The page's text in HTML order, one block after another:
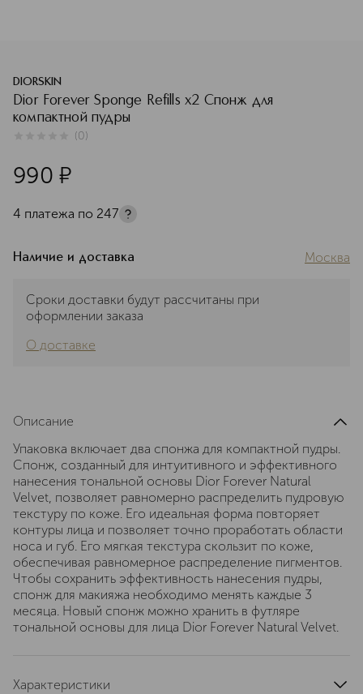
DIORSKIN
Dior Forever Sponge Refills x2 Спонж для
компактной пудры
(0)
990 ¤
4 платежа по 247
Наличие и доставка Москва
Сроки доставки будут рассчитаны при
оформлении заказа
О доставке
Описание
Упаковка включает два спонжа для компактной пудры.
Спонж, созданный для интуитивного и эффективного
нанесения тональной основы Dior Forever Natural
Velvet, позволяет равномерно распределить пудровую
текстуру по коже. Его идеальная форма повторяет
контуры лица и позволяет точно проработать области
носа и губ. Его мягкая текстура скользит по коже,
обеспечивая равномерное распределение пигментов.
Чтобы сохранить эффективность нанесения пудры,
спонж для макияжа необходимо менять каждые 3
месяца. Новый спонж можно хранить в футляре
тональной основы для лица Dior Forever Natural Velvet.
Характеристики